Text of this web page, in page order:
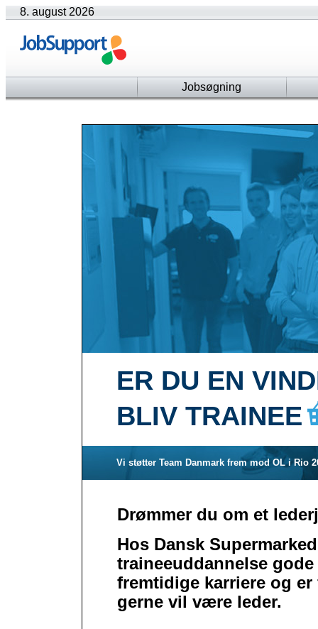
8. august 2026
Jobsøgning
ER DU EN
BLIV TRAINEE
Vi støtter Team Danmark frem mod OL i Rio
Drømmer du om et
Hos Dansk
traineeuddannelse
fremtidige karriere og
gerne vil være leder.